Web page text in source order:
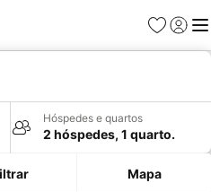
Favoritos
Iniciar
Hóspedes e quartos
2 hóspedes, 1 quarto.
Mapa